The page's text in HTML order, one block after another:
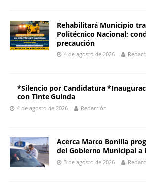
Rehabilitará Municipio
Politécnico Nacional;
precaución
4 de agosto de 2026
*Silencio por Candidatura
con Tinte Guinda
4 de agosto de 2026 Redacción
Acerca Marco Bonilla
del Gobierno Municipal a
3 de agosto de 2026